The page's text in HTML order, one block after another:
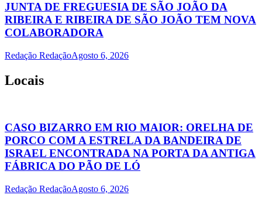
JUNTA DE FREGUESIA DE SÃO JOÃO DA
RIBEIRA E RIBEIRA DE SÃO JOÃO TEM NOVA
COLABORADORA
Redação RedaçãoAgosto 6, 2026
Locais
CASO BIZARRO EM RIO MAIOR: ORELHA DE
PORCO COM A ESTRELA DA BANDEIRA DE
ISRAEL ENCONTRADA NA PORTA DA ANTIGA
FÁBRICA DO PÃO DE LÓ
Redação RedaçãoAgosto 6, 2026